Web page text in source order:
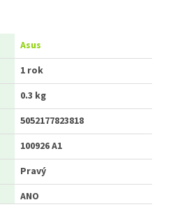
Asus
1 rok
0.3 kg
5052177823818
100926 A1
Pravý
ANO